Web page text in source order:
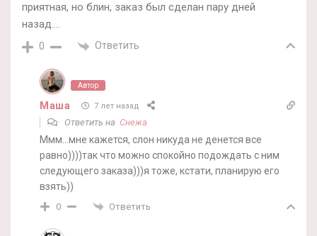
приятная, но блин, заказ был сделан пару дней
назад….
0 Ответить
Автор
Маша 7 лет назад
Ответить на Снежа
Ммм…мне кажется, слон никуда не денется все
равно))))так что можно спокойно подождать с ним
следующего заказа)))я тоже, кстати, планирую его
взять))
0 Ответить